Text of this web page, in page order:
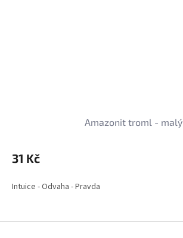
Amazonit troml - malý
31 Kč
Intuice - Odvaha - Pravda